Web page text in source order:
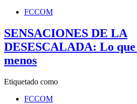
FCCOM
SENSACIONES DE LA
DESESCALADA: Lo que
menos
Etiquetado como
FCCOM